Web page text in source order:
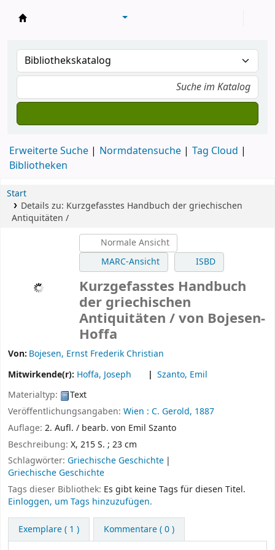
Erweiterte Suche Normdatensuche
Tag Cloud
Bibliotheken
Start
Details zu: Kurzgefasstes Handbuch der griechischen
Antiquitäten /
Normale Ansicht
MARC-Ansicht
ISBD
Kurzgefasstes Handbuch
der griechischen
Antiquitäten /von Bojesen-
Hoffa
Von: Bojesen, Ernst Frederik Christian
Mitwirkende(r): Hoffa, Joseph
Szanto, Emil
Materialtyp:
Text
Veröffentlichungsangaben: Wien : C. Gerold, 1887
Auflage: 2. Aufl. / bearb. von Emil Szanto
Beschreibung: X, 215 S. ; 23 cm
Schlagwörter: Griechische Geschichte
Griechische Geschichte
Tags dieser Bibliothek: Es gibt keine Tags für diesen Titel.
Einloggen, um Tags hinzuzufügen.
Exemplare( 1 ) Kommentare ( 0 )